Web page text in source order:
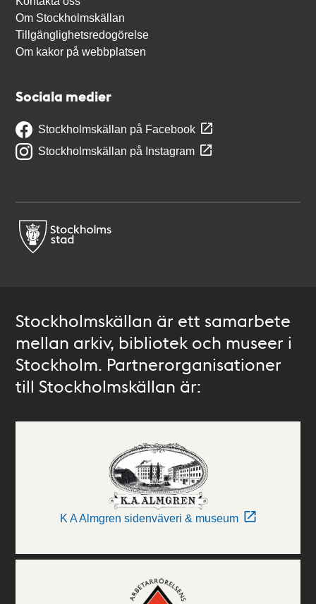
Om Stockholmskällan
Tillgänglighetsredogörelse
Om kakor på webbplatsen
Sociala medier
Stockholmskällan på Facebook
Stockholmskällan på Instagram
Stockholmskällan är ett samarbete
mellan arkiv, bibliotek och museer i
Stockholm. Partnerorganisationer
till Stockholmskällan är:
K A Almgren sidenväveri & museum